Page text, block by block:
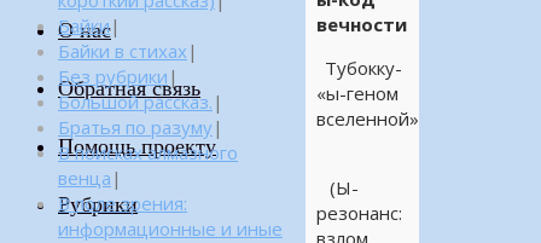
О нас
Обратная связь
Помощь проекту
Рубрики
вечности
Тубокку-
«ы-геном
вселенной»
(Ы-
резонанс:
Байки|
Байки в стихах |
Без рубрики |
Большой рассказ. |
Братья по разуму|
В поисках алмазного
венца |
В поле зрения:
информационные и иные